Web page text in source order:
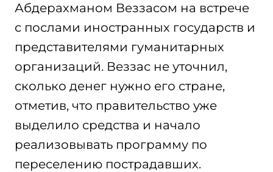
Абдерахманом Веззасом на встрече
с послами иностранных государств и
представителями гуманитарных
организаций. Веззас не уточнил,
сколько денег нужно его стране,
отметив, что правительство уже
выделило средства и начало
реализовывать программу по
переселению пострадавших.